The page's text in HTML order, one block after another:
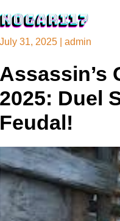
July 31, 2025
admin
Assassin’s
2025: Duel
Feudal!